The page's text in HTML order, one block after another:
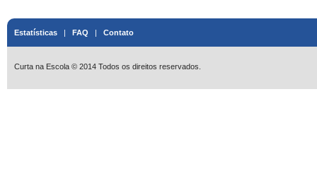
Estatísticas | FAQ | Contato
Curta na Escola © 2014 Todos os direitos reservados.